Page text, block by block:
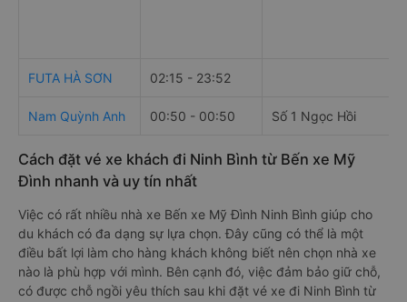
FUTA HÀ SƠN 02:15 - 23:52
Nam Quỳnh Anh 00:50 - 00:50 Số 1 Ngọc Hồi
Cách đặt vé xe khách đi Ninh Bình từ Bến xe Mỹ
Đình nhanh và uy tín nhất
Việc có rất nhiều nhà xe Bến xe Mỹ Đình Ninh Bình giúp cho
du khách có đa dạng sự lựa chọn. Đây cũng có thể là một
điều bất lợi làm cho hàng khách không biết nên chọn nhà xe
nào là phù hợp với mình. Bên cạnh đó, việc đảm bảo giữ chỗ,
có được chỗ ngồi yêu thích sau khi đặt vé xe đi Ninh Bình từ